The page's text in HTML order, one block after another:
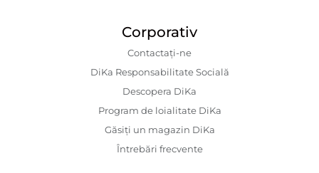
Corporativ
Contactaţi-ne
DiKa Responsabilitate Socială
Descopera DiKa
Program de loialitate DiKa
Găsiți un magazin DiKa
Întrebări frecvente